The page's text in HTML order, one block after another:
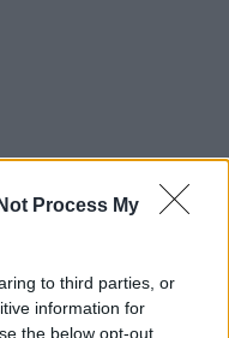
Process My
to third parties, or
information for
the below opt-out